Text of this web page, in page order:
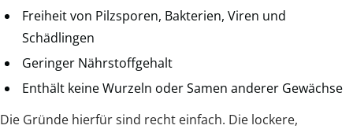
Freiheit von Pilzsporen, Bakterien, Viren und
Schädlingen
Geringer Nährstoffgehalt
Enthält keine Wurzeln oder Samen anderer Gewächse
Die Gründe hierfür sind recht einfach. Die lockere,